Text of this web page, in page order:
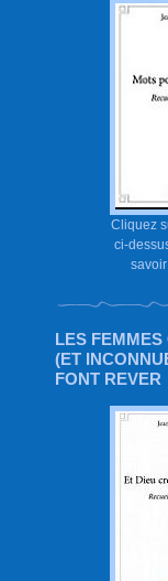
Cliquez
ci-
savoir
LES FEMMES
(ET
FONT REVER